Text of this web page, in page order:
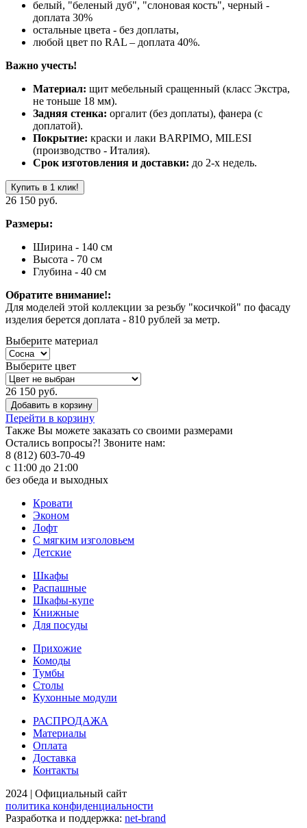
белый, "беленый дуб", "слоновая кость", черный -
доплата 30%
остальные цвета - без доплаты,
любой цвет по RAL – доплата 40%.
Важно учесть!
Материал: щит мебельный сращенный (класс Экстра,
не тоньше 18 мм).
Задняя стенка: оргалит (без доплаты), фанера (с
доплатой).
Покрытие: краски и лаки BARPIMO, MILESI
(производство - Италия).
Срок изготовления и доставки: до 2-х недель.
Купить в 1 клик!
26 150 руб.
Размеры:
Ширина - 140 см
Высота - 70 см
Глубина - 40 см
Обратите внимание!:
Для моделей этой коллекции за резьбу "косичкой" по фасаду
изделия берется доплата - 810 рублей за метр.
Выберите материал
Выберите цвет
26 150 руб.
Добавить в корзину
Перейти в корзину
Также Вы можете заказать со своими размерами
Остались вопросы?! Звоните нам:
8 (812) 603-70-49
с 11:00 до 21:00
без обеда и выходных
Кровати
Эконом
Лофт
С мягким изголовьем
Детские
Шкафы
Распашные
Шкафы-купе
Книжные
Для посуды
Прихожие
Комоды
Тумбы
Столы
Кухонные модули
РАСПРОДАЖА
Материалы
Оплата
Доставка
Контакты
2024 | Официальный сайт
политика конфиденциальности
Разработка и поддержка: net-brand